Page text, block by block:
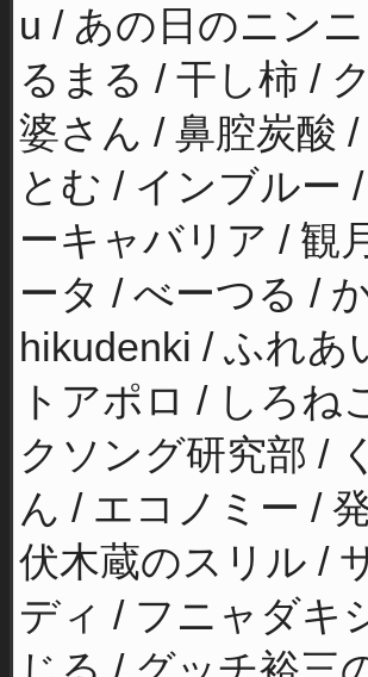
u / あの日のニン
るまる / 干し柿 /
婆さん / 鼻腔炭酸
とむ / インブルー
ーキャバリア / 観
ータ / べーつる /
hikudenki / ふれ
トアポロ / しろね
クソング研究部 /
ん / エコノミー /
伏木蔵のスリル /
ディ / フニャダキ